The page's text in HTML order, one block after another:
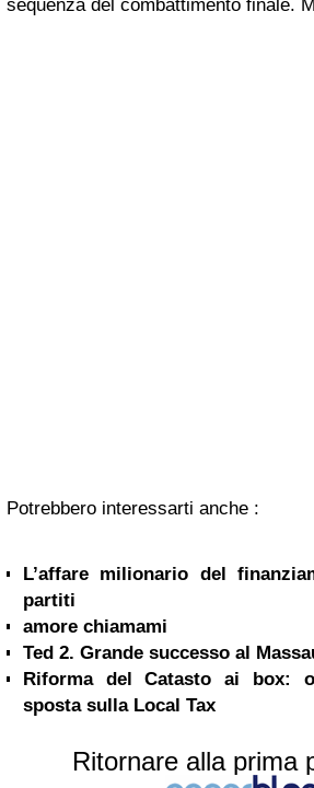
sequenza del combattimento finale.
Potrebbero interessarti anche :
L’affare milionario del
partiti
amore chiamami
Ted 2. Grande successo al
Riforma del Catasto ai box:
sposta sulla Local Tax
Ritornare alla prima